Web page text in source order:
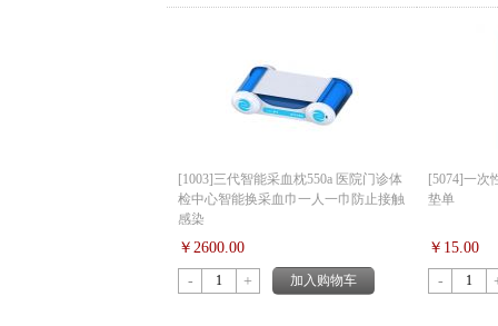
[1003]三代智能采血枕550a 医院门诊体
检中心智能换采血巾一人一巾防止接触
感染
￥2600.00
-
+ 加入购物车
[5074]一次
垫单
￥15.00
-